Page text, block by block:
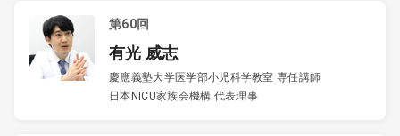
第60回
有光 威志
慶應義塾大学医学部小児科学教室 専任講師
日本NICU家族会機構 代表理事